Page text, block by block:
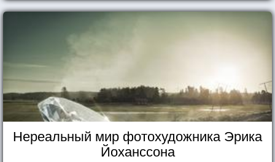
Нереальный мир фотохудожника Эрика
Йоханссона